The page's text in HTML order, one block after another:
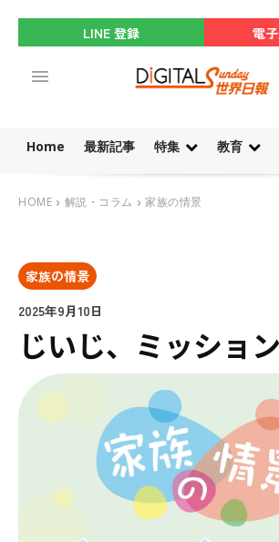
LINE 登録 電
Home 最新記事 特集 教育
HOME 解説・コラム 家族の情景
家族の情景
2025年9月10日
じいじ、ミッショ